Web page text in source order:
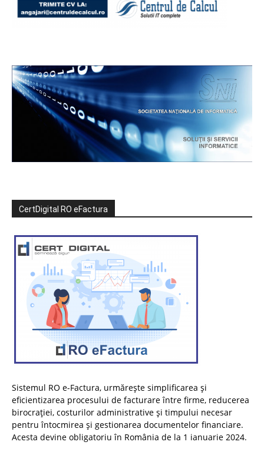
CertDigital RO eFactura
Sistemul RO e-Factura, urmărește simplificarea și
eficientizarea procesului de facturare între firme, reducerea
birocrației, costurilor administrative și timpului necesar
pentru întocmirea și gestionarea documentelor financiare.
Acesta devine obligatoriu în România de la 1 ianuarie 2024.